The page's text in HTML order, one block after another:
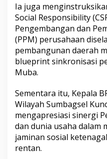
Ia juga
Social Responsibility
Pengembangan dan
(PPM) perusahaan
pembangunan daerah
blueprint sinkronisasi
Muba.
Sementara itu, Kepala
Wilayah Sumbagsel
mengapresiasi sinergi
dan dunia usaha dalam
jaminan sosial
rentan.